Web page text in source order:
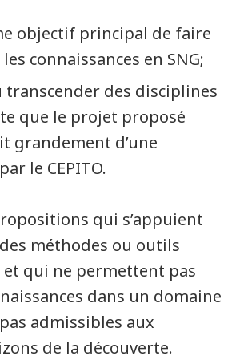
objectif principal de faire
connaissances en SNG;
des disciplines
que le projet proposé
grandement d’une
le CEPITO.
qui s’appuient
méthodes ou outils
et qui ne permettent pas
dans un domaine
admissibles aux
de la découverte.